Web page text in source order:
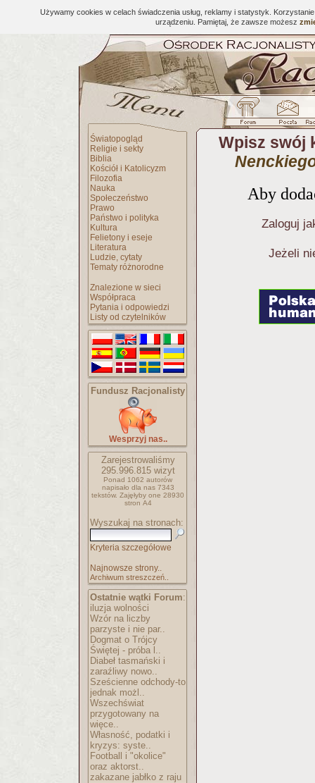
Używamy cookies w celach świadczenia usług, reklamy i statystyk.
urządzeniu. Pamiętaj, że zawsze możesz
Światopogląd
Religie i sekty
Biblia
Kościół i Katolicyzm
Filozofia
Nauka
Społeczeństwo
Prawo
Państwo i polityka
Kultura
Felietony i eseje
Literatura
Ludzie, cytaty
Tematy różnorodne
Znalezione w sieci
Współpraca
Pytania i odpowiedzi
Listy od czytelników
Fundusz Racjonalisty
Wesprzyj nas..
Zarejestrowaliśmy
295.996.815wizyt
Ponad 1062 autorów
napisało dla nas 7343
tekstów. Zajęłyby one 28930
stron A4
Wyszukaj na stronach:
Kryteria szczegółowe
Najnowsze strony..
Archiwum streszczeń..
Ostatnie wątki Forum:
iluzja wolności
Wzór na liczby
parzyste i nie par..
Dogmat o Trójcy
Świętej - próba l..
Diabeł tasmański i
zaraźliwy nowo..
Sześcienne odchody-to
jednak możl..
Wszechświat
przygotowany na
więce..
Własność, podatki i
kryzys: syste..
Football i "okolice"
oraz aktorst..
zakazane jabłko z raju
Wpisz swój
Aby
Zaloguj
Jeżeli